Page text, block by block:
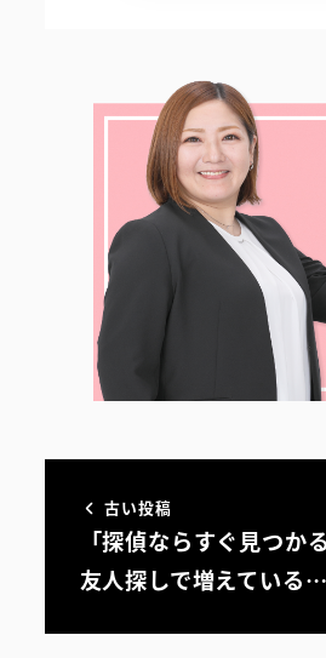
古い投稿
「探偵ならすぐ見つ
友人探しで増えている…